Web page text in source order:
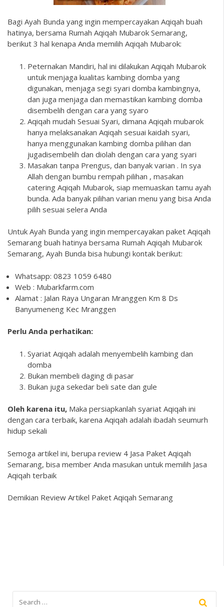
Bagi Ayah Bunda yang ingin mempercayakan Aqiqah buah
hatinya, bersama Rumah Aqiqah Mubarok Semarang,
berikut 3 hal kenapa Anda memilih Aqiqah Mubarok:
Peternakan Mandiri, hal ini dilakukan Aqiqah Mubarok
untuk menjaga kualitas kambing domba yang
digunakan, menjaga segi syari domba kambingnya,
dan juga menjaga dan memastikan kambing domba
disembelih dengan cara yang syaro
Aqiqah mudah Sesuai Syari, dimana Aqiqah mubarok
hanya melaksanakan Aqiqah sesuai kaidah syari,
hanya menggunakan kambing domba pilihan dan
jugadisembelih dan diolah dengan cara yang syari
Masakan tanpa Prengus, dan banyak varian . In sya
Allah dengan bumbu rempah pilihan , masakan
catering Aqiqah Mubarok, siap memuaskan tamu ayah
bunda. Ada banyak pilihan varian menu yang bisa Anda
pilih sesuai selera Anda
Untuk Ayah Bunda yang ingin mempercayakan paket Aqiqah
Semarang buah hatinya bersama Rumah Aqiqah Mubarok
Semarang, Ayah Bunda bisa hubungi kontak berikut:
Whatsapp: 0823 1059 6480
Web : Mubarkfarm.com
Alamat : Jalan Raya Ungaran Mranggen Km 8 Ds
Banyumeneng Kec Mranggen
Perlu Anda perhatikan:
Syariat Aqiqah adalah menyembelih kambing dan
domba
Bukan membeli daging di pasar
Bukan juga sekedar beli sate dan gule
Oleh karena itu, Maka persiapkanlah syariat Aqiqah ini
dengan cara terbaik, karena Aqiqah adalah ibadah seumurh
hidup sekali
Semoga artikel ini, berupa review 4 Jasa Paket Aqiqah
Semarang, bisa member Anda masukan untuk memilih Jasa
Aqiqah terbaik
Demikian Review Artikel Paket Aqiqah Semarang